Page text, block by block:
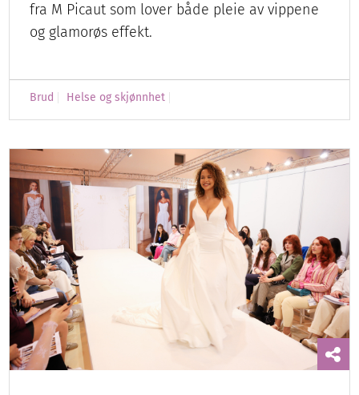
fra M Picaut som lover både pleie av vippene
og glamorøs effekt.
Brud Helse og skjønnhet